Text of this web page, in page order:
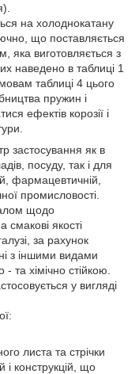
на холоднокатану
що поставляється
яка виготовляється з
наведено в таблиці 1
таблиці 4 цього
пружин і
ефектів корозії і
застосування як в
посуду, так і для
фармацевтичній,
промисловості.
щодо
смакові якості
за рахунок
з іншими видами
та хімічно стійкою.
у вигляді
листа та стрічки
і конструкцій, що